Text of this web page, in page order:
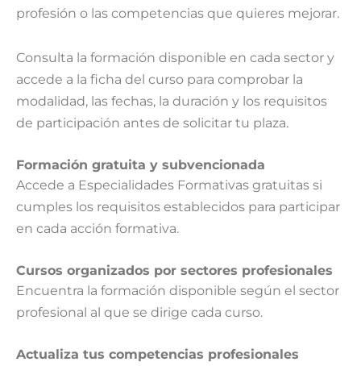
profesión o las competencias que quieres mejorar.
Consulta la formación disponible en cada sector y
accede a la ficha del curso para comprobar la
modalidad, las fechas, la duración y los requisitos
de participación antes de solicitar tu plaza.
Formación gratuita y subvencionada
Accede a Especialidades Formativas gratuitas si
cumples los requisitos establecidos para participar
en cada acción formativa.
Cursos organizados por sectores profesionales
Encuentra la formación disponible según el sector
profesional al que se dirige cada curso.
Actualiza tus competencias profesionales